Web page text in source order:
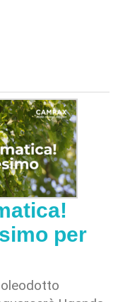
per
oleodotto